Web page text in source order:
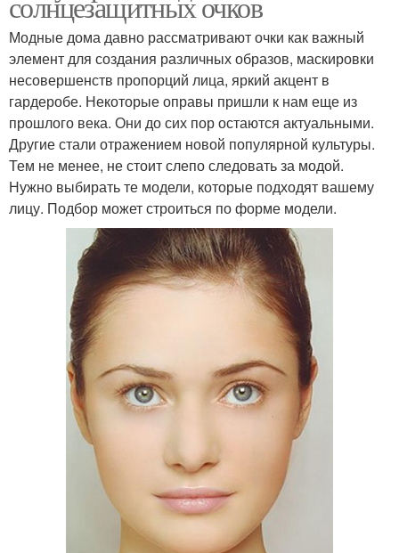
Модные дома давно рассматривают очки как важный
элемент для создания различных образов, маскировки
несовершенств пропорций лица, яркий акцент в
гардеробе. Некоторые оправы пришли к нам еще из
прошлого века. Они до сих пор остаются актуальными.
Другие стали отражением новой популярной культуры.
Тем не менее, не стоит слепо следовать за модой.
Нужно выбирать те модели, которые подходят вашему
лицу. Подбор может строиться по форме модели.